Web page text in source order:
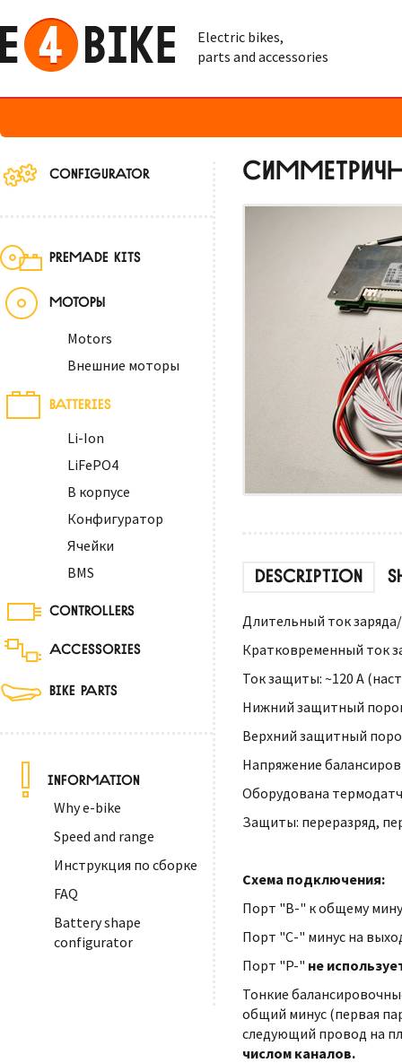
Electric bikes,
parts and accessories
CONFIGURATOR
PREMADE KITS
МОТОРЫ
Motors
Внешние моторы
BATTERIES
Li-Ion
LiFePO4
В корпусе
Конфигуратор
Ячейки
BMS
CONTROLLERS
ACCESSORIES
BIKE PARTS
INFORMATION
Why e-bike
Speed and range
Инструкция по сборке
FAQ
Battery shape
configurator
DESCRIPTION
Длительный ток заряда/
Кратковременный ток
Ток защиты: ~120 А
Нижний защитный
Верхний защитный
Напряжение
Оборудована
Защиты: переразряд,
Схема подключения:
Порт "B-" к общему
Порт "С-" минус на
Порт "P-" не
Тонкие
общий минус (первая
следующий провод на
числом каналов.